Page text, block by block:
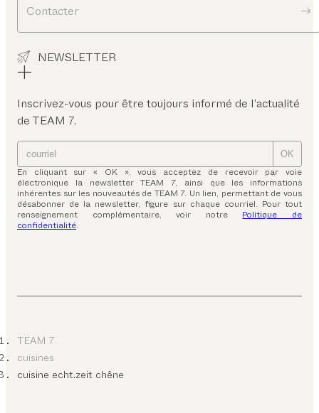
Contacter
NEWSLETTER
Inscrivez-vous pour être toujours informé de l’actualité
de TEAM 7.
OK
En cliquant sur « OK », vous acceptez de recevoir par voie
électronique la newsletter TEAM 7, ainsi que les informations
inhérentes sur les nouveautés de TEAM 7. Un lien, permettant de vous
désabonner de la newsletter, figure sur chaque courriel. Pour tout
renseignement complémentaire, voir notre Politique de
confidentialité.
TEAM 7
cuisines
cuisine echt.zeit chêne